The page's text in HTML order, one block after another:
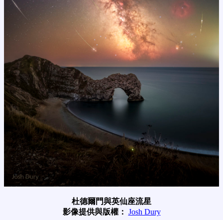
杜德爾門與英仙座流星
影像提供與版權： Josh Dury